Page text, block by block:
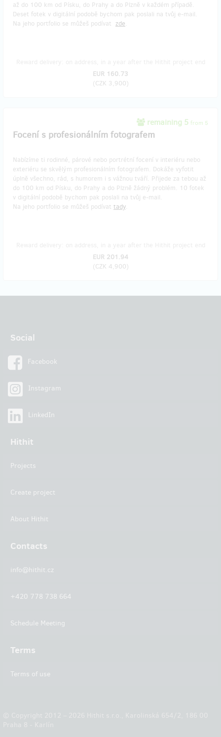
až do 100 km od Písku, do Prahy a do Plzně v každém případě.
Deset fotek v digitální podobě bychom pak poslali na tvůj e-mail.
Na jeho portfolio se můžeš podívat zde.
EUR 160.73
(CZK 3,900)
remaining 5 from 5
Focení s profesionálním fotografem
Nabízíme ti rodinné, párové nebo portrétní focení v interiéru nebo
exteriéru se skvělým profesionálním fotografem. Dokáže vyfotit
úplně všechno, rád, s humorem i s vážnou tváří. Přijede za tebou až
do 100 km od Písku, do Prahy a do Plzně žádný problém. 10 fotek
v digitální podobě bychom pak poslali na tvůj e-mail.
Na jeho portfolio se můžeš podívat tady.
EUR 201.94
(CZK 4,900)
Social
Facebook
Instagram
LinkedIn
Hithit
Projects
Create project
About Hithit
Contacts
info@hithit.cz
+420 778 738 664
Schedule Meeting
Terms
Terms of use